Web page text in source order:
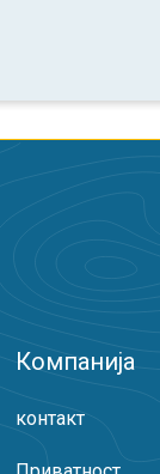
Компанија
контакт